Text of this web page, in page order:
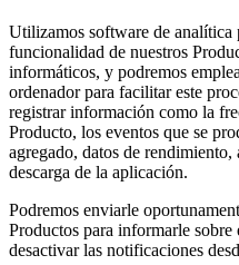
Utilizamos software de analítica
funcionalidad de nuestros
informáticos, y podremos
ordenador para facilitar este
registrar información como la
Producto, los eventos que se
agregado, datos de
descarga de la aplicación.
Podremos enviarle
Productos para informarle
desactivar las notificaciones